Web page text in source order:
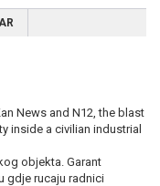
News and N12, the blast
inside a civilian industrial
objekta. Garant
gdje rucaju radnici